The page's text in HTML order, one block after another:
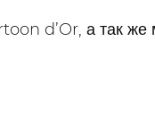
d’Or, а так же